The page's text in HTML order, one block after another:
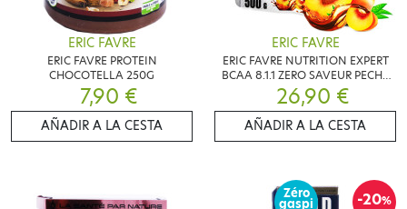
ERIC FAVRE
ERIC FAVRE PROTEIN
CHOCOTELLA 250G
7,90 €
AÑADIR A LA CESTA
ERIC FAVRE
ERIC FAVRE NUTRITION EXPERT
BCAA 8.1.1 ZERO SAVEUR PECHE
500G
26,90 €
AÑADIR A LA CESTA
-20%
Zéro
gaspi